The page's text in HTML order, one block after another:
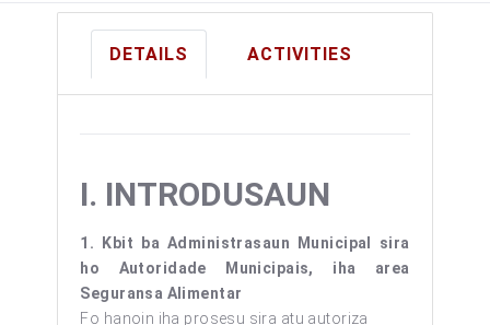
DETAILS ACTIVITIES
I. INTRODUSAUN
1. Kbit ba Administrasaun Municipal sira
ho Autoridade Municipais, iha area
Seguransa Alimentar
Fo hanoin iha prosesu sira atu autoriza